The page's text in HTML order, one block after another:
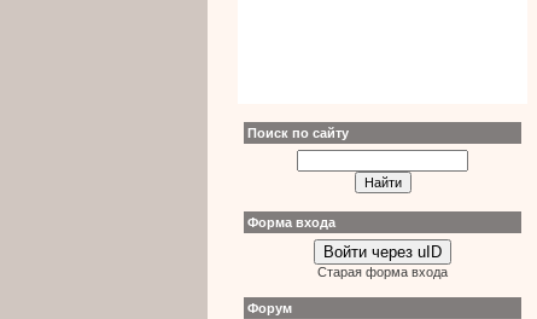
Поиск по сайту
Форма входа
Войти через uID
Старая форма входа
Форум